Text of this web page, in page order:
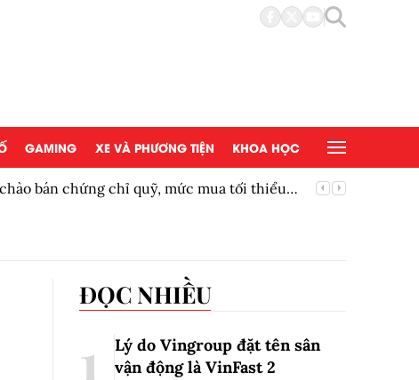
GAMING XE VÀ PHƯƠNG TIỆN KHOA HỌC
bán chứng chỉ quỹ, mức mua tối thiểu
ĐỌC NHIỀU
Lý do Vingroup đặt tên sân
vận động là VinFast2